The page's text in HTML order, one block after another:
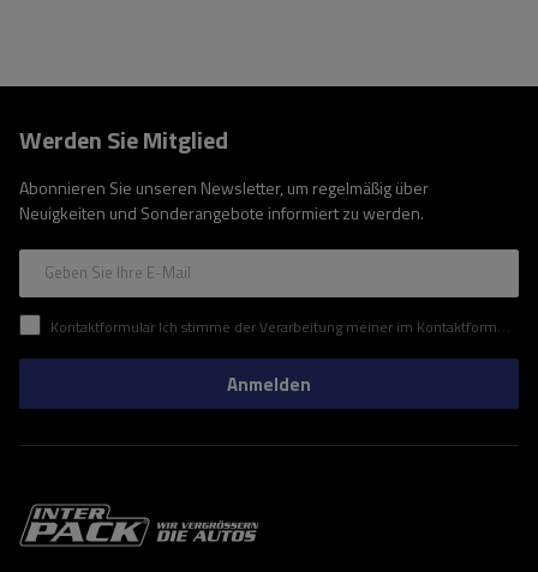
Werden Sie Mitglied
Abonnieren Sie unseren Newsletter, um regelmäßig über
Neuigkeiten und Sonderangebote informiert zu werden.
Geben Sie Ihre E-Mail
Kontaktformular Ich stimme der Verarbeitung meiner im Kontaktformular enthaltenen personenbezogenen Daten gemäß der Verordnung (EU) des Europäischen Parlaments und des Rates zu.
Anmelden